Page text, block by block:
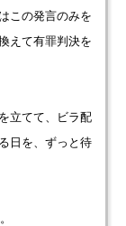
この発言のみを
えて有罪判決を
立てて、ビラ配
日を、ずっと待